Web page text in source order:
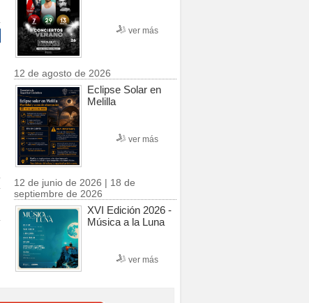
ver más
12 de agosto de 2026
Eclipse Solar en
Melilla
ver más
12 de junio de 2026 | 18 de
septiembre de 2026
XVI Edición 2026 -
Música a la Luna
ver más